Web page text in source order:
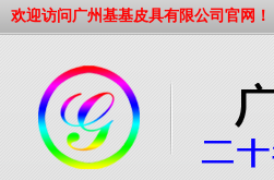
欢迎访问广州基基皮具有限公司官网！